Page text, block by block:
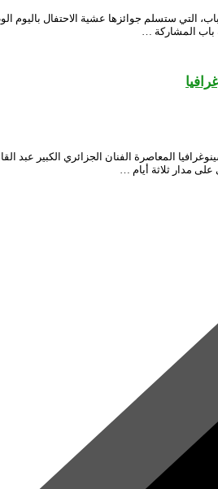
التي ستسلم جوائزها عشية الاحتفال
باب المشاركة …
مدار ثلاثة أيام …